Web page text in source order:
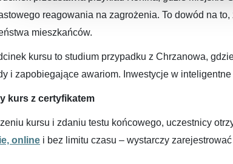
reagowania na zagrożenia. To dowód na
mieszkańców.
kursu to studium przypadku z Chrzanowa,
i zapobiegające awariom. Inwestycje w
kurs z certyfikatem
kursu i zdaniu testu końcowego, uczestnicy
online i bez limitu czasu – wystarczy